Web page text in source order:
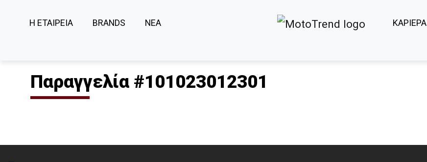
Η ΕΤΑΙΡΕΙΑ BRANDS ΝΕΑ ΚΑΡΙΕΡΑ
Παραγγελία #101023012301